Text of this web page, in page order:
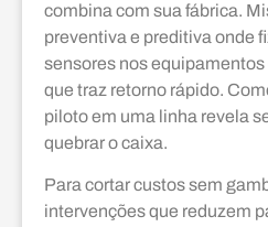
combina com sua fábrica.
preventiva e preditiva onde
sensores nos
que traz retorno rápido.
piloto em uma linha revela
quebrar o caixa.
Para cortar custos sem
intervenções que reduzem